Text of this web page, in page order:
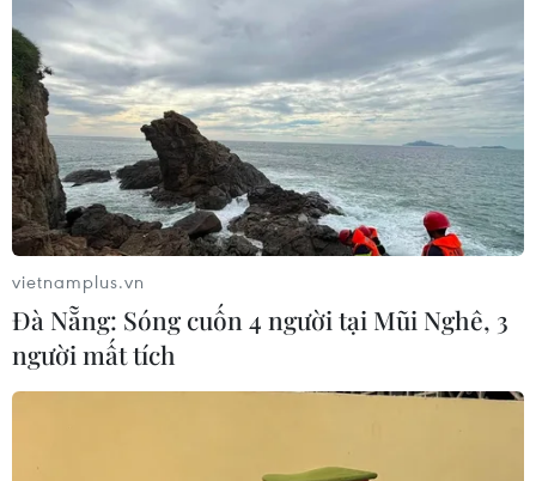
vietnamplus.vn
Đà Nẵng: Sóng cuốn 4 người tại Mũi Nghê, 3
người mất tích